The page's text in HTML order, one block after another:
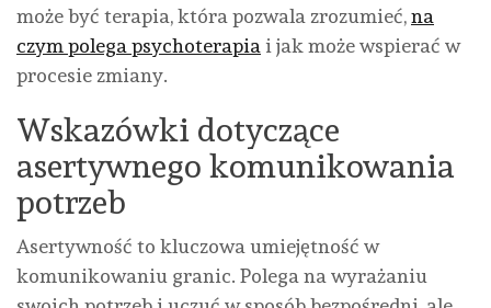
może być terapia, która pozwala zrozumieć,na
czym polega psychoterapia i jak może wspierać w
procesie zmiany.
Wskazówki dotyczące
asertywnego komunikowania
potrzeb
Asertywność to kluczowa umiejętność w
komunikowaniu granic. Polega na wyrażaniu